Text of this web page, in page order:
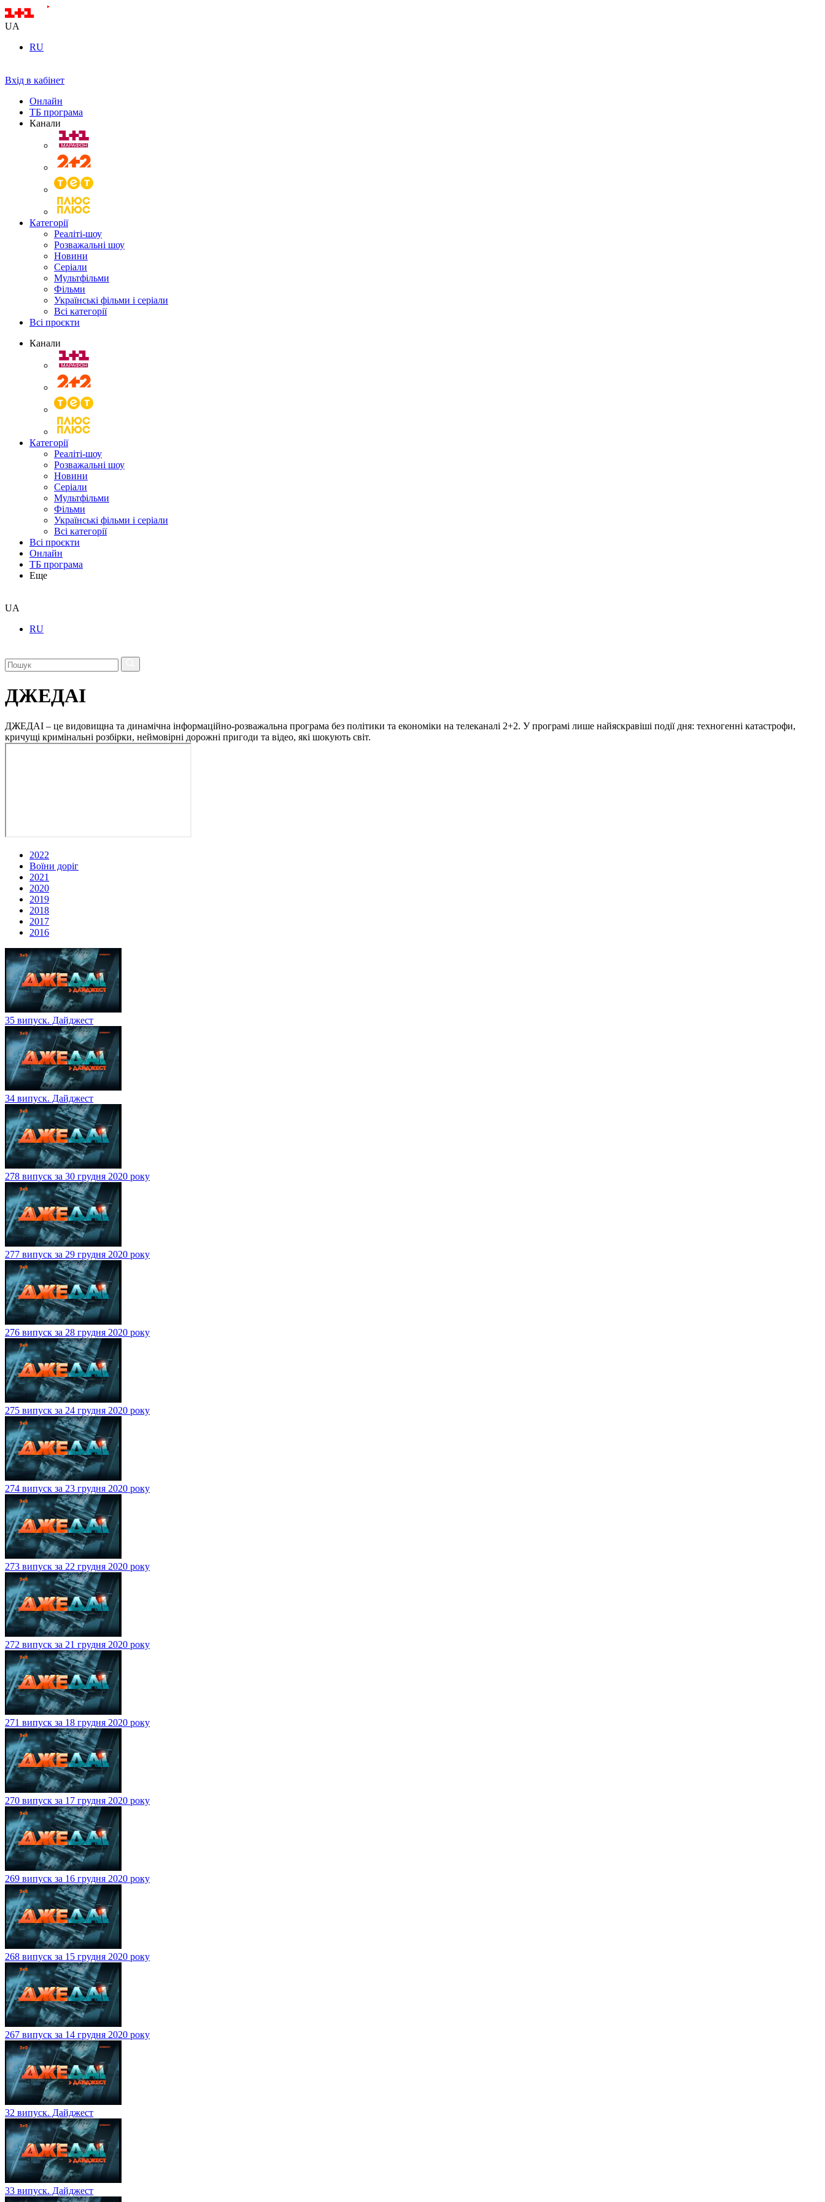
UA
RU
Вхід в кабінет
Онлайн
ТБ програма
Канали
Категорії
Реаліті-шоу
Розважальні шоу
Новини
Серіали
Мультфільми
Фільми
Українські фільми і серіали
Всі категорії
Всі проєкти
Канали
Категорії
Реаліті-шоу
Розважальні шоу
Новини
Серіали
Мультфільми
Фільми
Українські фільми і серіали
Всі категорії
Всі проєкти
Онлайн
ТБ програма
Еще
UA
RU
ДЖЕДАІ
ДЖЕДАІ – це видовищна та динамічна інформаційно-розважальна програма без політики та економіки на телеканалі 2+2. У програмі лише найяскравіші події дня: техногенні катастрофи,
кричущі кримінальні розбірки, неймовірні дорожні пригоди та відео, які шокують світ.
2022
Воїни доріг
2021
2020
2019
2018
2017
2016
35 випуск. Дайджест
34 випуск. Дайджест
278 випуск за 30 грудня 2020 року
277 випуск за 29 грудня 2020 року
276 випуск за 28 грудня 2020 року
275 випуск за 24 грудня 2020 року
274 випуск за 23 грудня 2020 року
273 випуск за 22 грудня 2020 року
272 випуск за 21 грудня 2020 року
271 випуск за 18 грудня 2020 року
270 випуск за 17 грудня 2020 року
269 випуск за 16 грудня 2020 року
268 випуск за 15 грудня 2020 року
267 випуск за 14 грудня 2020 року
32 випуск. Дайджест
33 випуск. Дайджест